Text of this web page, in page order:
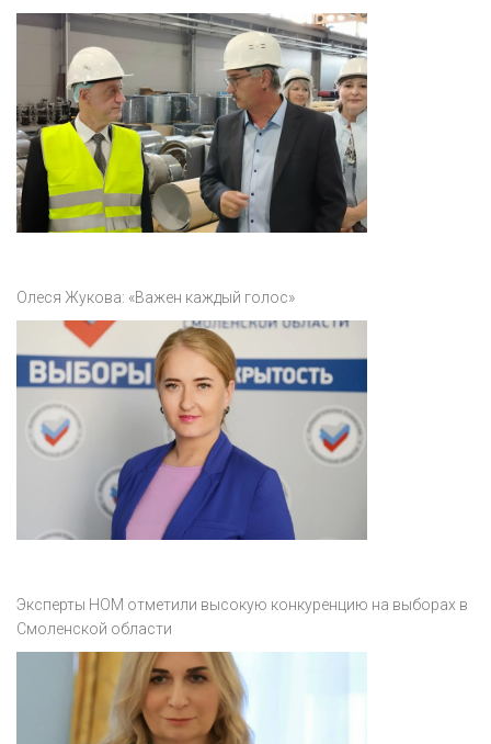
Олеся Жукова: «Важен каждый голос»
Эксперты НОМ отметили высокую конкуренцию на выборах в
Смоленской области